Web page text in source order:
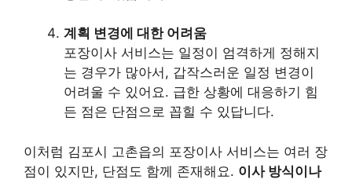
계획 변경에 대한 어려움
포장이사 서비스는 일정이 엄격하게 정해지
는 경우가 많아서, 갑작스러운 일정 변경이
어려울 수 있어요. 급한 상황에 대응하기 힘
든 점은 단점으로 꼽힐 수 있답니다.
이처럼 김포시 고촌읍의 포장이사 서비스는 여러 장
점이 있지만, 단점도 함께 존재해요. 이사 방식이나